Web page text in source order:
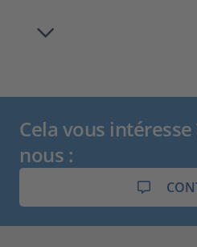
Cela vous intéresse
nous :